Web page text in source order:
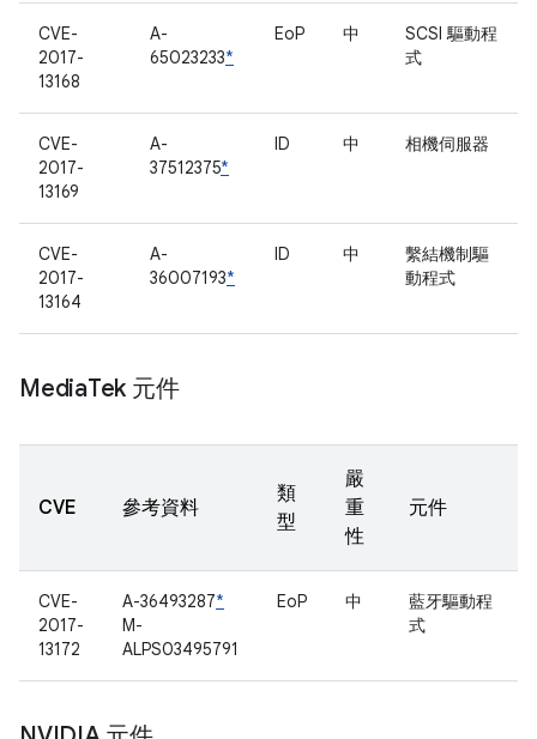
CVE-
2017-
13168
A-
65023233*
EoP 中
SCSI 驅動程
式
CVE-
2017-
13169
A-
37512375*
ID 中 相機伺服器
CVE-
2017-
13164
A-
36007193*
ID 中
繫結機制驅
動程式
MediaTek 元件
CVE 參考資料
類
型
嚴
重
性
元件
CVE-
2017-
13172
A-36493287*
M-
ALPS03495791
EoP 中
藍牙驅動程
式